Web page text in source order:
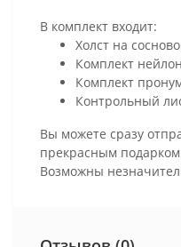
В комплект входит:
Холст на
Комплект
Комплект
Контрольный
Вы можете сразу
прекрасным
Возможны